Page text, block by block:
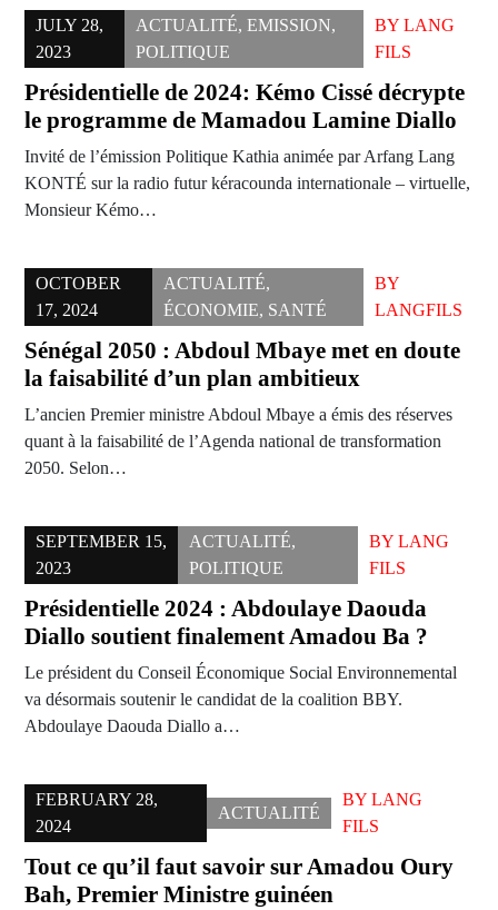
JULY 28,
2023
ACTUALITÉ,EMISSION,
POLITIQUE
BYLANG
FILS
Présidentielle de 2024: Kémo Cissé décrypte
le programme de Mamadou Lamine Diallo
Invité de l’émission Politique Kathia animée par Arfang Lang
KONTÉ sur la radio futur kéracounda internationale – virtuelle,
Monsieur Kémo…
OCTOBER
17, 2024
ACTUALITÉ,
ÉCONOMIE, SANTÉ
BY
LANGFILS
Sénégal 2050 : Abdoul Mbaye met en doute
la faisabilité d’un plan ambitieux
L’ancien Premier ministre Abdoul Mbaye a émis des réserves
quant à la faisabilité de l’Agenda national de transformation
2050. Selon…
SEPTEMBER 15,
2023
ACTUALITÉ,
POLITIQUE
BYLANG
FILS
Présidentielle 2024 : Abdoulaye Daouda
Diallo soutient finalement Amadou Ba ?
Le président du Conseil Économique Social Environnemental
va désormais soutenir le candidat de la coalition BBY.
Abdoulaye Daouda Diallo a…
FEBRUARY 28,
2024
ACTUALITÉ
BYLANG
FILS
Tout ce qu’il faut savoir sur Amadou Oury
Bah, Premier Ministre guinéen